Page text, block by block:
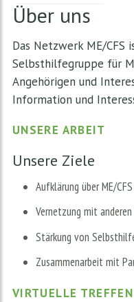
Über uns
Das Netzwerk ME/CFS
Selbsthilfegruppe für
Angehörigen und
Information und
UNSERE ARBEIT
Unsere Ziele
Aufklärung über ME/
Vernetzung mit
Stärkung von
Zusammenarbeit mit
VIRTUELLE TREFFEN